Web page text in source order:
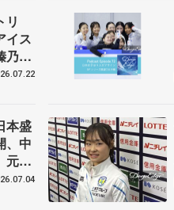
リ
ス
乃、
本盛
、中
元世
が講